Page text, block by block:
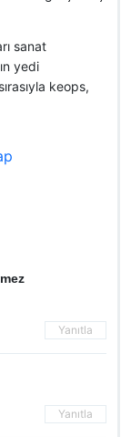
sanat
yedi
keops,
Yanıtla
Yanıtla